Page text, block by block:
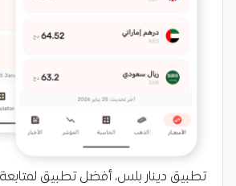
تطبيق دينار بلس، أفضل تطبيق